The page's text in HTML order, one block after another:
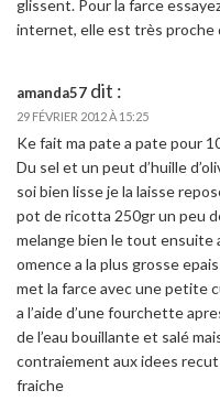
glissent. Pour la farce
internet, elle est très proche
amanda57 dit :
29 FÉVRIER 2012 À 15:25
Ke fait ma pate a pate pour
Du sel et un peut d’huille
soi bien lisse je la laisse
pot de ricotta 250gr un peu
melange bien le tout ensuite
omence a la plus grosse
met la farce avec une petite
a l’aide d’une fourchette
de l’eau bouillante et salé
contraiement aux idees
fraiche